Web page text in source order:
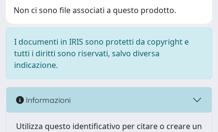
Non ci sono file associati a questo prodotto.
I documenti in IRIS sono protetti da copyright e
tutti i diritti sono riservati, salvo diversa
indicazione.
Informazioni
Utilizza questo identificativo per citare o creare un